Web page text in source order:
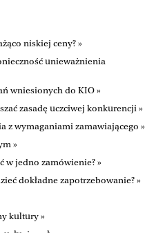
niskiej ceny? »
unieważnienia
wniesionych do KIO »
zasadę uczciwej konkurencji »
z wymaganiami zamawiającego »
»
w jedno zamówienie? »
dokładne zapotrzebowanie? »
kultury »